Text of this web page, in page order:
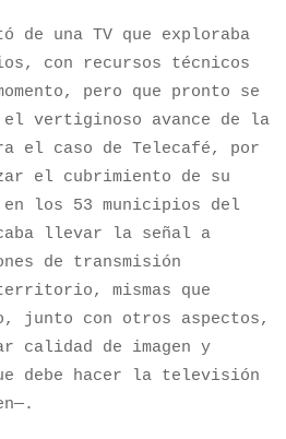
una TV que exploraba
con recursos técnicos
pero que pronto se
vertiginoso avance de la
el caso de Telecafé, por
el cubrimiento de su
los 53 municipios del
llevar la señal a
de transmisión
mismas que
junto con otros aspectos,
calidad de imagen y
debe hacer la televisión